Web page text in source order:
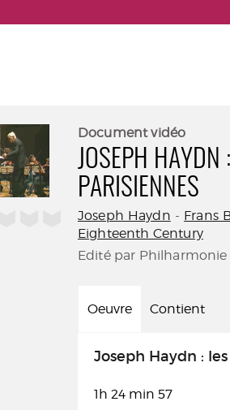
Document vidéo
JOSEPH HAYDN
PARISIENNES
Joseph Haydn - Frans
Eighteenth Century
Edité par Philharmonie
Oeuvre Contient
Joseph Haydn :
1h 24 min 57